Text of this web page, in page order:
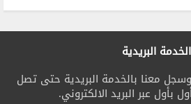
الخدمة البريدية
معنا بالخدمة البريدية حتى تصل
بأول عبر البريد الالكتروني.